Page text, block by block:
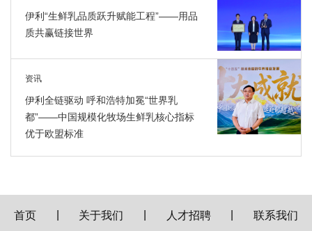
伊利“生鲜乳品质跃升赋能工程”——用品
质共赢链接世界
资讯
伊利全链驱动 呼和浩特加冕“世界乳
都”——中国规模化牧场生鲜乳核心指标
优于欧盟标准
首页 关于我们 人才招聘 联系我们